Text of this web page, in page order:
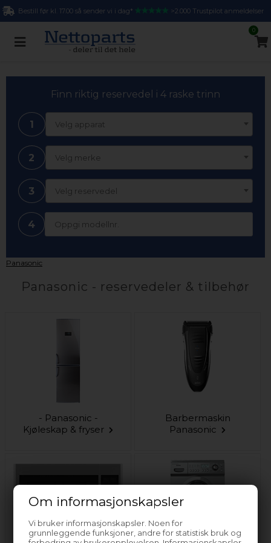
Om informasjonskapsler
Vi bruker informasjonskapsler. Noen for
grunnleggende funksjoner, andre for statistisk bruk og
Bestill før kl. 17.00 så sender vi i dag* >2.000 Trustpilot anmeldelser
0
Finn riktig reservedel i 4 raske trinn
1 Velg apparat
2 Velg merke
3 Velg reservedel
4
Panasonic
Panasonic - reservedeler & tilbehør
- Panasonic -
Kjøleskap & fryser
Barbermaskin
Panasonic